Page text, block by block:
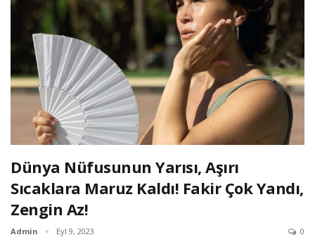
Dünya Nüfusunun Yarısı, Aşırı
Sıcaklara Maruz Kaldı! Fakir Çok Yandı,
Zengin Az!
Admin Eyl 9, 2023 0